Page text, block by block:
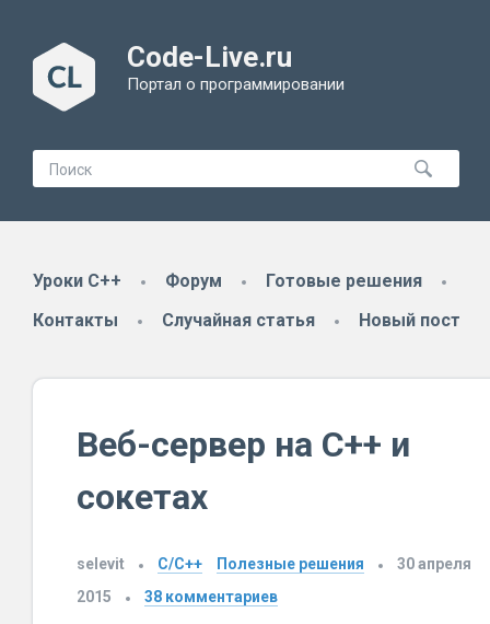
Code-Live.ru
Портал о программировании
Уроки C++ Форум
Готовые решения
Контакты
Случайная статья Новый пост
Веб-сервер на C++ и
сокетах
selevit C/C++ Полезные решения
30 апреля
2015
38 комментариев